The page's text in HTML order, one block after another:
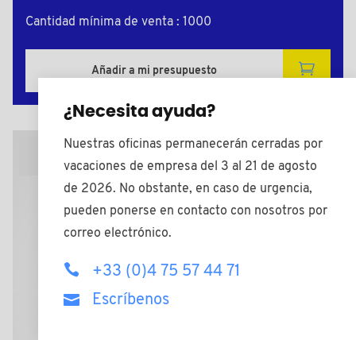
Cantidad mínima de venta : 1000
Añadir a mi presupuesto
¿Necesita ayuda?
Nuestras oficinas permanecerán cerradas por
vacaciones de empresa del 3 al 21 de agosto
de 2026. No obstante, en caso de urgencia,
pueden ponerse en contacto con nosotros por
correo electrónico.
+33 (0)4 75 57 44 71
Escríbenos